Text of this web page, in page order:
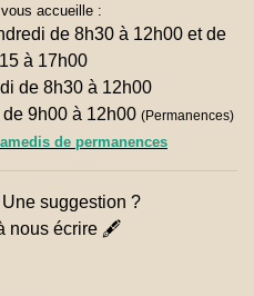
accueille :
de 8h30 à 12h00 et de
à 17h00
de 8h30 à 12h00
9h00 à 12h00 (Permanences)
de permanences
suggestion ?
nous écrire 🖋